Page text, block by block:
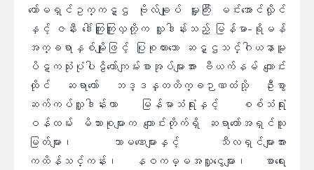
ကော်မရှင်ဥက္ကဋ္ဌ ဗိုလ်ချုပ် မှူးကြီး မင်းအောင်လှိုင်
နှင့် ဇနီး ဒေါ်ကြူကြူလှတို့က လှူဒါန်းသည့် မြန်မာ-ရိုမန်
အက္ခရာနှစ်မျိုးဖြင့် ပြုစုထားသော ဆဋ္ဌသင်္ဂါယနာမူ
ပိဋကသုံးပုံပါဠိတော်ကျမ်းစာအုပ်များအား ဗီယက်နမ် ကျောင်း
ထိုင် ဆရာတော် ဘဒ္ဒန္တတိက္ခဉာဏထံသို့ ဦးစွာ
ဆက်ကပ်လှူဒါန်းကာ မြန်မာသံရုံးနှင့် စစ်သံရုံး
ဝန်ထမ်း မိသားစုများက ကျောင်းတိုက်ရှိ ဆရာတော်အရှင်သူ
မြတ်များ၊ သာမဏေများနှင့် သီလရှင်များအား
ကထိန်သင်္ကန်း၊ နဝကမ္မအလှူငွေများ၊ စာရေး